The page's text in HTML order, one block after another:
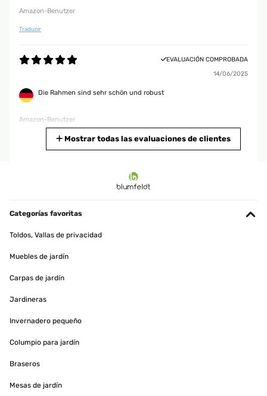
Amazon-Benutzer
Traducir
EVALUACIÓN COMPROBADA
14/06/2025
Die Rahmen sind sehr schön und robust
Amazon-Benutzer
changes the atmosphere in a positive way.
Utilisateur d'Amazon
Mostrar todas las evaluaciones de clientes
Categorías favoritas
Toldos, Vallas de privacidad
Muebles de jardín
Carpas de jardín
Jardineras
Invernadero pequeño
Columpio para jardín
Braseros
Mesas de jardín